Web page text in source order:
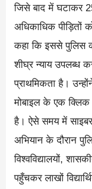
जिसे बाद में घटाकर
अधिकाधिक पीड़ितों
कहा कि इससे पुलिस
शीघ्र न्याय उपलब्ध
प्राथमिकता है।
मोबाइल के एक क्लिक
है। ऐसे समय में
अभियान के दौरान
विश्वविद्यालयों,
पहुँचकर लाखों